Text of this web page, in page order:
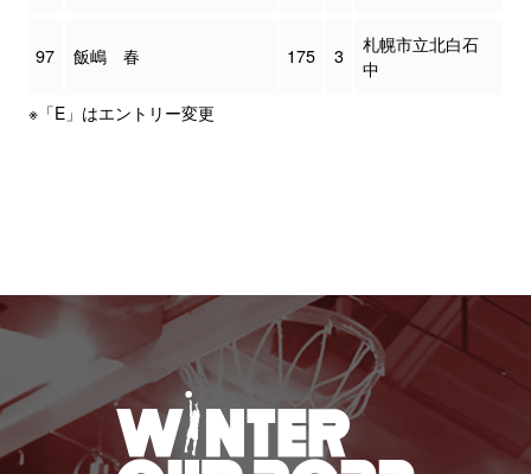
97 飯嶋 春 175 3
札幌市立北白石
中
※「E」はエントリー変更